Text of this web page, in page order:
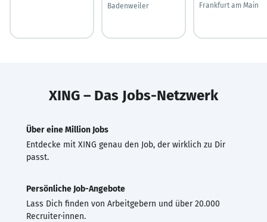
Badenweiler
Frankfurt am Main
XING – Das Jobs-Netzwerk
Über eine Million Jobs
Entdecke mit XING genau den Job, der wirklich zu Dir
passt.
Persönliche Job-Angebote
Lass Dich finden von Arbeitgebern und über 20.000
Recruiter·innen.